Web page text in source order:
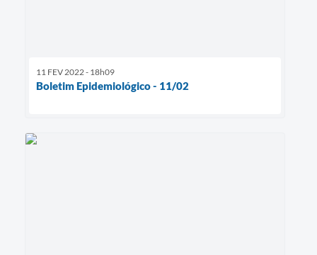
11 FEV 2022 - 18h09
Boletim Epidemiológico - 11/02